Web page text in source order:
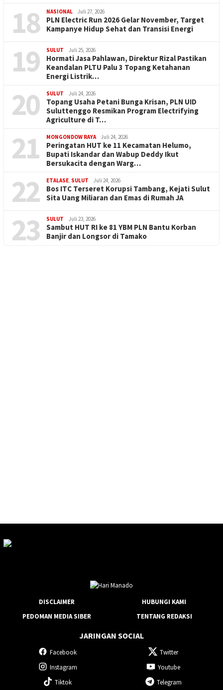
18 NASIONAL Juli 27, 2026
PLN Electric Run 2026 Gelar November, Target
Kampanye Hidup Sehat dan Transisi Energi
19 SULUT Juli 25, 2026
Hormati Jasa Pahlawan, Direktur Rizal Pastikan
Keandalan PLTU Palu 3 Topang Ketahanan
Energi Listrik…
20 SULUT Juli 24, 2026
Topang Usaha Petani Bunga Krisan, PLN UID
Suluttenggo Resmikan Program Electrifying
Agriculture di T…
21 MONGONDOW RAYA Juli 24, 2026
Peringatan HUT ke 11 Kecamatan Helumo,
Bupati Iskandar dan Wabup Deddy Ikut
Bersukacita dengan Warg…
22 ETALASE, SULUT Juli 24, 2026
Bos ITC Terseret Korupsi Tambang, Kejati Sulut
Sita Uang Miliaran dan Emas di Rumah JA
23 SULUT Juli 23, 2026
Sambut HUT RI ke 81 YBM PLN Bantu Korban
Banjir dan Longsor di Tamako
DISCLAIMER
HUBUNGI KAMI
PEDOMAN MEDIA SIBER
TENTANG REDAKSI
JARINGAN SOCIAL
Facebook
Twitter
Instagram
Youtube
Tiktok
Telegram